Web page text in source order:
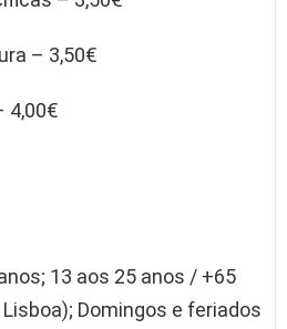
– 3,50€
4,00€
13 aos 25 anos / +65
Domingos e feriados